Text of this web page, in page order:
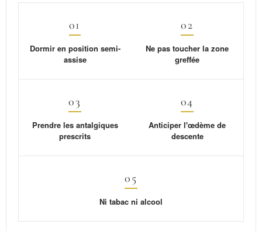
01
Dormir en position semi-
assise
02
Ne pas toucher la zone
greffée
03
Prendre les antalgiques
prescrits
04
Anticiper l'œdème de
descente
05
Ni tabac ni alcool